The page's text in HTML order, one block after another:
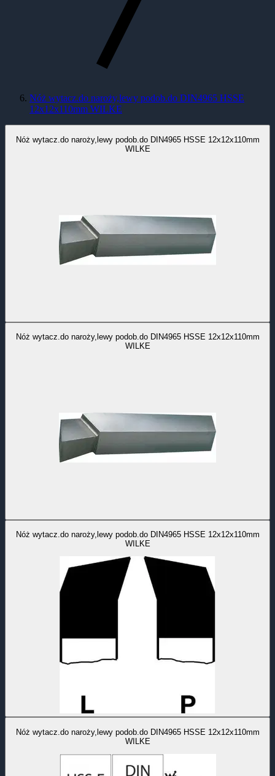
Nóż wytacz.do naroży,lewy podob.do DIN4965 HSSE
12x12x110mm WILKE
Nóż wytacz.do naroży,lewy podob.do DIN4965 HSSE 12x12x110mm
WILKE
Nóż wytacz.do naroży,lewy podob.do DIN4965 HSSE 12x12x110mm
WILKE
Nóż wytacz.do naroży,lewy podob.do DIN4965 HSSE 12x12x110mm
WILKE
Nóż wytacz.do naroży,lewy podob.do DIN4965 HSSE 12x12x110mm
WILKE